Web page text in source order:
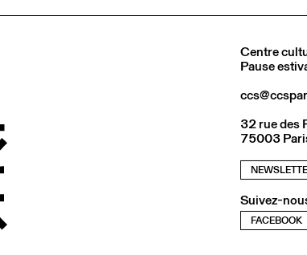
Centre
Pause
32 rue des
75003
Suivez-
FACEBOOK